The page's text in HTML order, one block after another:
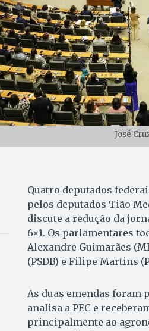
José
Quatro deputados
pelos deputados Tião
discute a redução da
6×1. Os parlamentares
Alexandre Guimarães
(PSDB) e Filipe Martins
As duas emendas foram
analisa a PEC e
principalmente ao